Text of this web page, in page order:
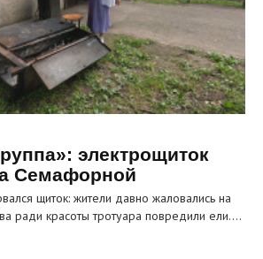
электрощиток
Семафорной
щиток: жители давно жаловались на
ради красоты тротуара повредили ели.…